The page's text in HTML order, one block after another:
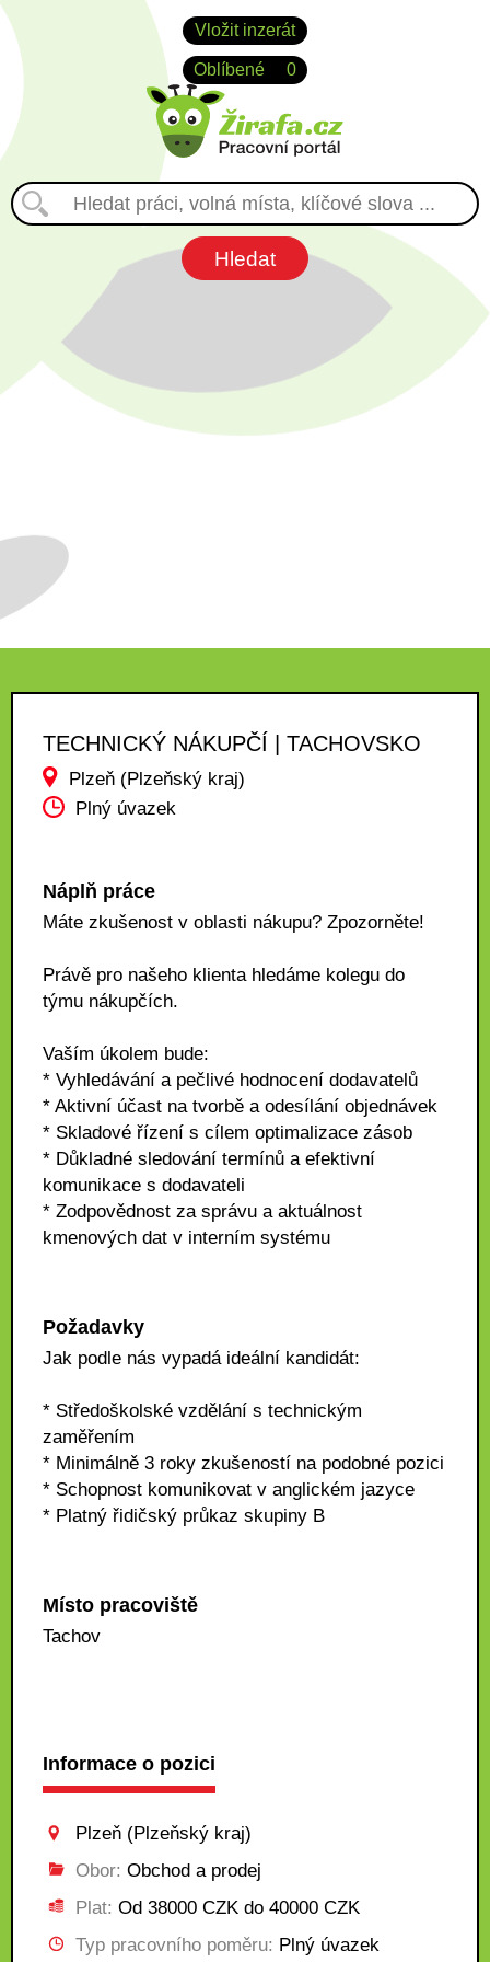
Vložit inzerát
Oblíbené 0
TECHNICKÝ NÁKUPČÍ | TACHOVSKO
Plzeň (Plzeňský kraj)
Plný úvazek
Náplň práce
Máte zkušenost v oblasti nákupu? Zpozorněte!
Právě pro našeho klienta hledáme kolegu do
týmu nákupčích.
Vaším úkolem bude:
* Vyhledávání a pečlivé hodnocení dodavatelů
* Aktivní účast na tvorbě a odesílání objednávek
* Skladové řízení s cílem optimalizace zásob
* Důkladné sledování termínů a efektivní
komunikace s dodavateli
* Zodpovědnost za správu a aktuálnost
kmenových dat v interním systému
Požadavky
Jak podle nás vypadá ideální kandidát:
* Středoškolské vzdělání s technickým
zaměřením
* Minimálně 3 roky zkušeností na podobné pozici
* Schopnost komunikovat v anglickém jazyce
* Platný řidičský průkaz skupiny B
Místo pracoviště
Tachov
Informace o pozici
Plzeň (Plzeňský kraj)
Obor: Obchod a prodej
Plat: Od 38000 CZK do 40000 CZK
Typ pracovního poměru: Plný úvazek